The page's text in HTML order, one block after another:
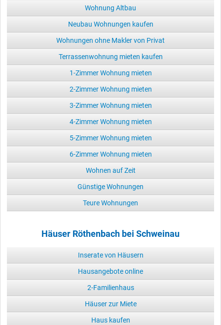
Wohnung Altbau
Neubau Wohnungen kaufen
Wohnungen ohne Makler von Privat
Terrassenwohnung mieten kaufen
1-Zimmer Wohnung mieten
2-Zimmer Wohnung mieten
3-Zimmer Wohnung mieten
4-Zimmer Wohnung mieten
5-Zimmer Wohnung mieten
6-Zimmer Wohnung mieten
Wohnen auf Zeit
Günstige Wohnungen
Teure Wohnungen
Häuser Röthenbach bei Schweinau
Inserate von Häusern
Hausangebote online
2-Familienhaus
Häuser zur Miete
Haus kaufen